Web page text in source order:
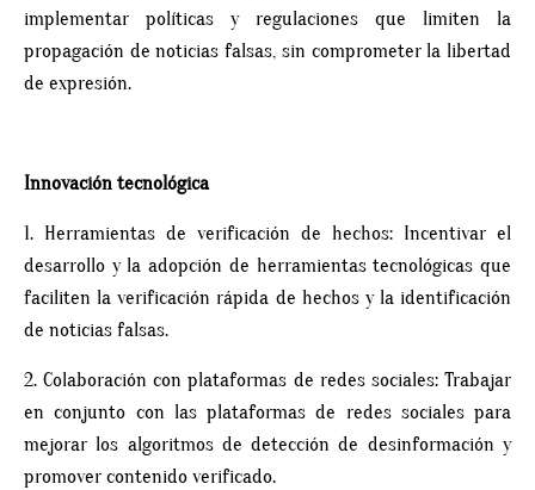
implementar políticas y regulaciones que limiten la
propagación de noticias falsas, sin comprometer la libertad
de expresión.
Innovación tecnológica
1. Herramientas de verificación de hechos: Incentivar el
desarrollo y la adopción de herramientas tecnológicas que
faciliten la verificación rápida de hechos y la identificación
de noticias falsas.
2. Colaboración con plataformas de redes sociales: Trabajar
en conjunto con las plataformas de redes sociales para
mejorar los algoritmos de detección de desinformación y
promover contenido verificado.